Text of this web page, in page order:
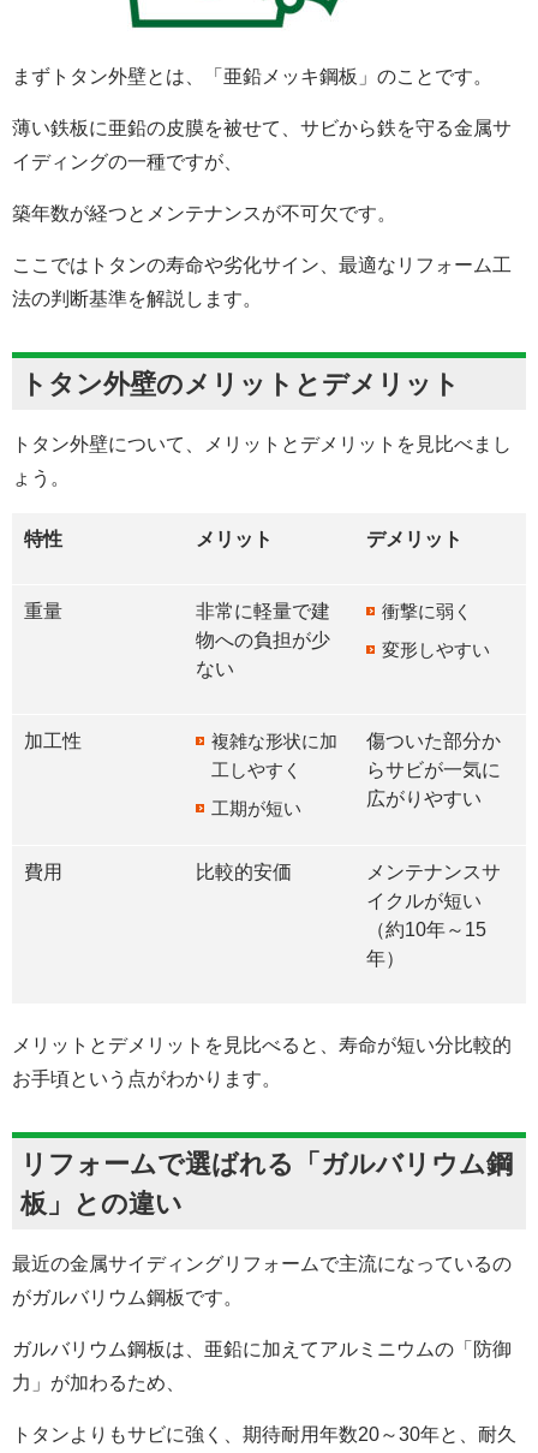
まずトタン外壁とは、「亜鉛メッキ鋼板」のことです。
薄い鉄板に亜鉛の皮膜を被せて、サビから鉄を守る金属サ
イディングの一種ですが、
築年数が経つとメンテナンスが不可欠です。
ここではトタンの寿命や劣化サイン、最適なリフォーム工
法の判断基準を解説します。
トタン外壁のメリットとデメリット
トタン外壁について、メリットとデメリットを見比べまし
ょう。
特性 メリット デメリット
重量
非常に軽量で建
物への負担が少
ない
衝撃に弱く
変形しやすい
加工性
複雑な形状に加
工しやすく
工期が短い
傷ついた部分か
らサビが一気に
広がりやすい
費用 比較的安価
メンテナンスサ
イクルが短い
（約10年～ 15
年）
メリットとデメリットを見比べると、寿命が短い分比較的
お手頃という点がわかります。
リフォームで選ばれる「ガルバリウム鋼
板」との違い
最近の金属サイディングリフォームで主流になっているの
がガルバリウム鋼板です。
ガルバリウム鋼板は、亜鉛に加えてアルミニウムの「防御
力」が加わるため、
トタンよりもサビに強く、期待耐用年数20～30年と、耐久